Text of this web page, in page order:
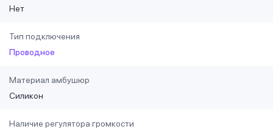
Нет
Тип подключения
Проводное
Материал амбушюр
Силикон
Наличие регулятора громкости